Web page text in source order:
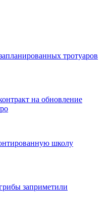
тротуаров
на обновление
школу
заприметили